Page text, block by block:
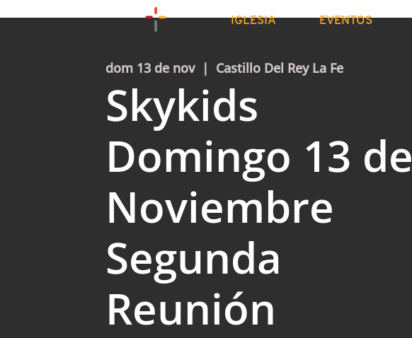
IGLESIA EVENTOS
dom 13 de nov
  |
Castillo Del Rey La Fe
Skykids
Domingo 13 de
Noviembre
Segunda
Reunión